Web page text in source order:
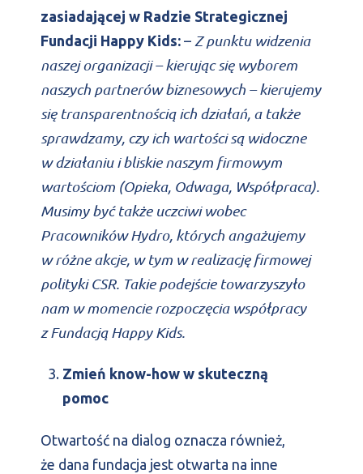
zasiadającej w Radzie Strategicznej
Fundacji Happy Kids: – Z punktu widzenia
naszej organizacji – kierując się wyborem
naszych partnerów biznesowych – kierujemy
się transparentnością ich działań, a także
sprawdzamy, czy ich wartości są widoczne
w działaniu i bliskie naszym firmowym
wartościom (Opieka, Odwaga, Współpraca).
Musimy być także uczciwi wobec
Pracowników Hydro, których angażujemy
w różne akcje, w tym w realizację firmowej
polityki CSR. Takie podejście towarzyszyło
nam w momencie rozpoczęcia współpracy
z Fundacją Happy Kids.
Zmień know-how w skuteczną
pomoc
Otwartość na dialog oznacza również,
że dana fundacja jest otwarta na inne